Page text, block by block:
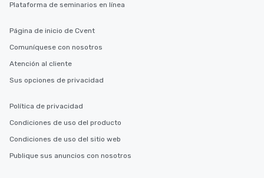
Plataforma de seminarios en línea
Página de inicio de Cvent
Comuníquese con nosotros
Atención al cliente
Sus opciones de privacidad
Política de privacidad
Condiciones de uso del producto
Condiciones de uso del sitio web
Publique sus anuncios con nosotros